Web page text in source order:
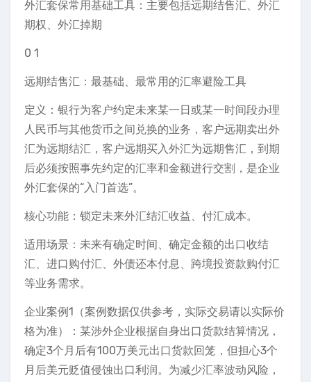
外汇套保常用基础工具：主要包括远期结售汇、外汇
期权、外汇掉期
0 1
远期结售汇：最基础、最常用的汇率避险工具
定义：银行为客户约定未来某一日或某一时间段办理
人民币与其他货币之间兑换的业务，客户远期卖出外
汇为远期结汇，客户远期买入外汇为远期售汇，到期
后必须按照事先约定的汇率和金额进行交割，是企业
外汇套保的“入门首选”。
核心功能：锁定未来外汇结汇收益、付汇成本。
适用场景：未来有确定时间、确定金额的出口收结
汇、进口购付汇、外债还本付息、跨境投资款购付汇
等业务需求。
企业案例1（案例数据仅供参考，实际交易请以实际价
格为准）：某涉外企业根据自身出口货款结算情况，
确定3个月后有100万美元出口货款回笼，但担心3个
月后美元贬值侵蚀出口利润。为减少汇率波动风险，